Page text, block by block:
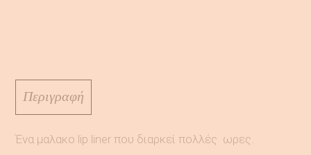
Περιγραφή
Ένα μαλακο lip liner που διαρκεί πολλές ωρες.